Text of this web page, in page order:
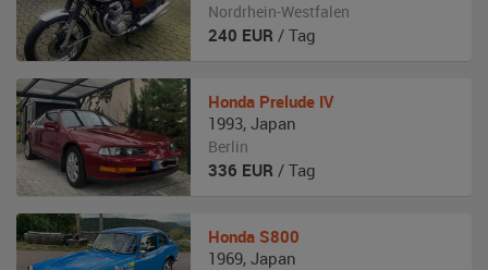
Nordrhein-Westfalen
240 EUR / Tag
Honda Prelude IV
1993, Japan
Berlin
336 EUR / Tag
Honda S800
1969, Japan